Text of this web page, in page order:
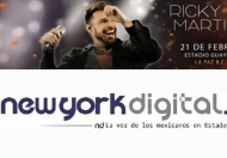
Saltar
al
contenido